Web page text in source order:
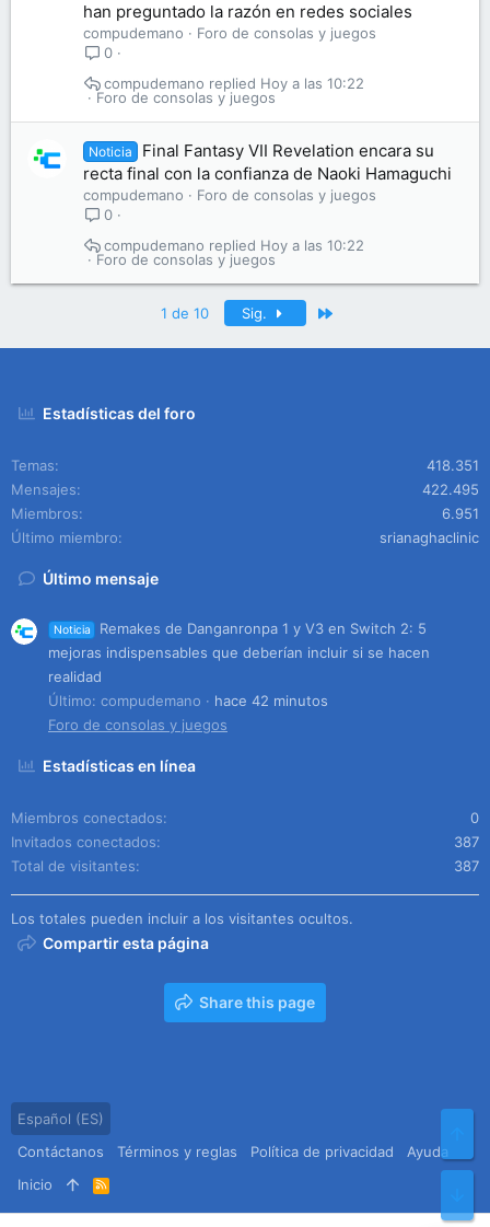
han preguntado la razón en redes sociales
compudemano
Foro de consolas y juegos
0
Foro de consolas y juegos
Hoy a las 10:22
compudemano
Noticia
Final Fantasy VII Revelation encara su
recta final con la confianza de Naoki Hamaguchi
compudemano
Foro de consolas y juegos
0
Foro de consolas y juegos
Hoy a las 10:22
compudemano
1 de 10 Sig.
Estadísticas del foro
Temas
418.351
Mensajes
422.495
Miembros
6.951
Último miembro
srianaghaclinic
Último mensaje
Noticia
Remakes de Danganronpa 1 y V3 en Switch 2: 5
mejoras indispensables que deberían incluir si se hacen
realidad
Último: compudemano
hace 42 minutos
Foro de consolas y juegos
Estadísticas en línea
Miembros conectados
0
Invitados conectados
387
Total de visitantes
387
Los totales pueden incluir a los visitantes ocultos.
Compartir esta página
Share this page
Español (ES)
Contáctanos
Términos y reglas Política de privacidad
Ayuda
Inicio
R
S
S